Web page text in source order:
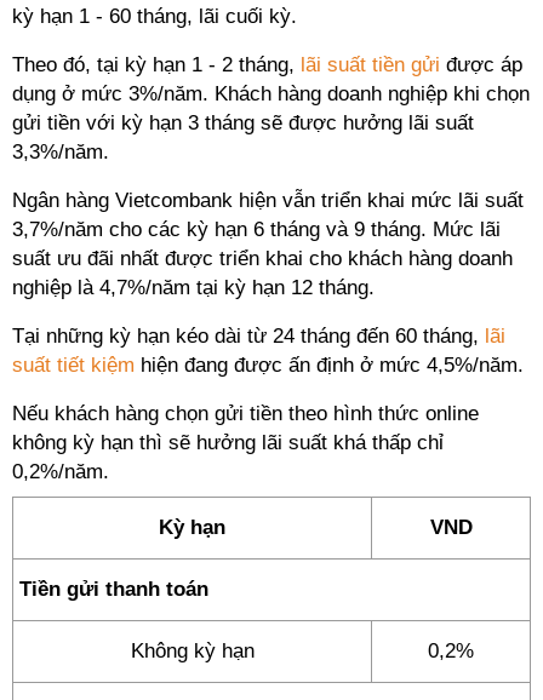
kỳ hạn 1 - 60 tháng, lãi cuối kỳ.
Theo đó, tại kỳ hạn 1 - 2 tháng, lãi suất tiền gửi được áp
dụng ở mức 3%/năm. Khách hàng doanh nghiệp khi chọn
gửi tiền với kỳ hạn 3 tháng sẽ được hưởng lãi suất
3,3%/năm.
Ngân hàng Vietcombank hiện vẫn triển khai mức lãi suất
3,7%/năm cho các kỳ hạn 6 tháng và 9 tháng. Mức lãi
suất ưu đãi nhất được triển khai cho khách hàng doanh
nghiệp là 4,7%/năm tại kỳ hạn 12 tháng.
Tại những kỳ hạn kéo dài từ 24 tháng đến 60 tháng, lãi
suất tiết kiệm hiện đang được ấn định ở mức 4,5%/năm.
Nếu khách hàng chọn gửi tiền theo hình thức online
không kỳ hạn thì sẽ hưởng lãi suất khá thấp chỉ
0,2%/năm.
Kỳ hạn VND
Tiền gửi thanh toán
Không kỳ hạn 0,2%